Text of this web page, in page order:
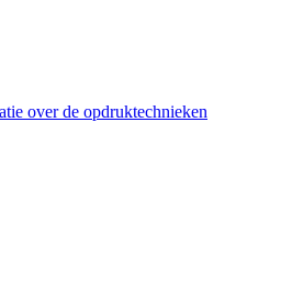
over de opdruktechnieken